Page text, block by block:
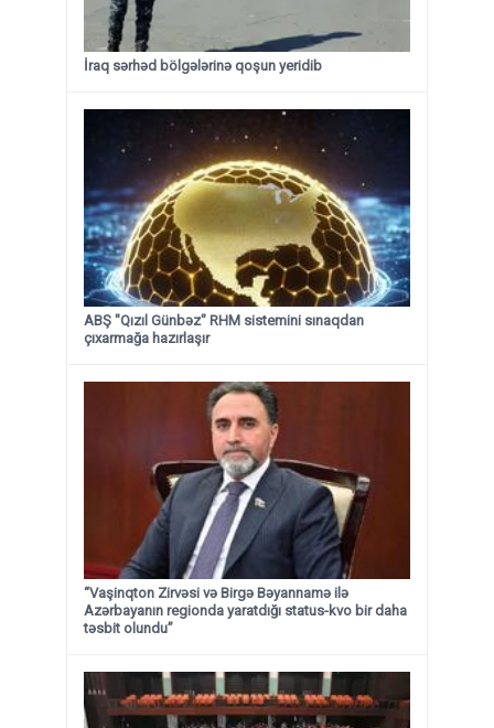
İraq sərhəd bölgələrinə qoşun yeridib
ABŞ "Qızıl Günbəz" RHM sistemini sınaqdan
çıxarmağa hazırlaşır
“Vaşinqton Zirvəsi və Birgə Bəyannamə ilə
Azərbayanın regionda yaratdığı status-kvo bir daha
təsbit olundu”